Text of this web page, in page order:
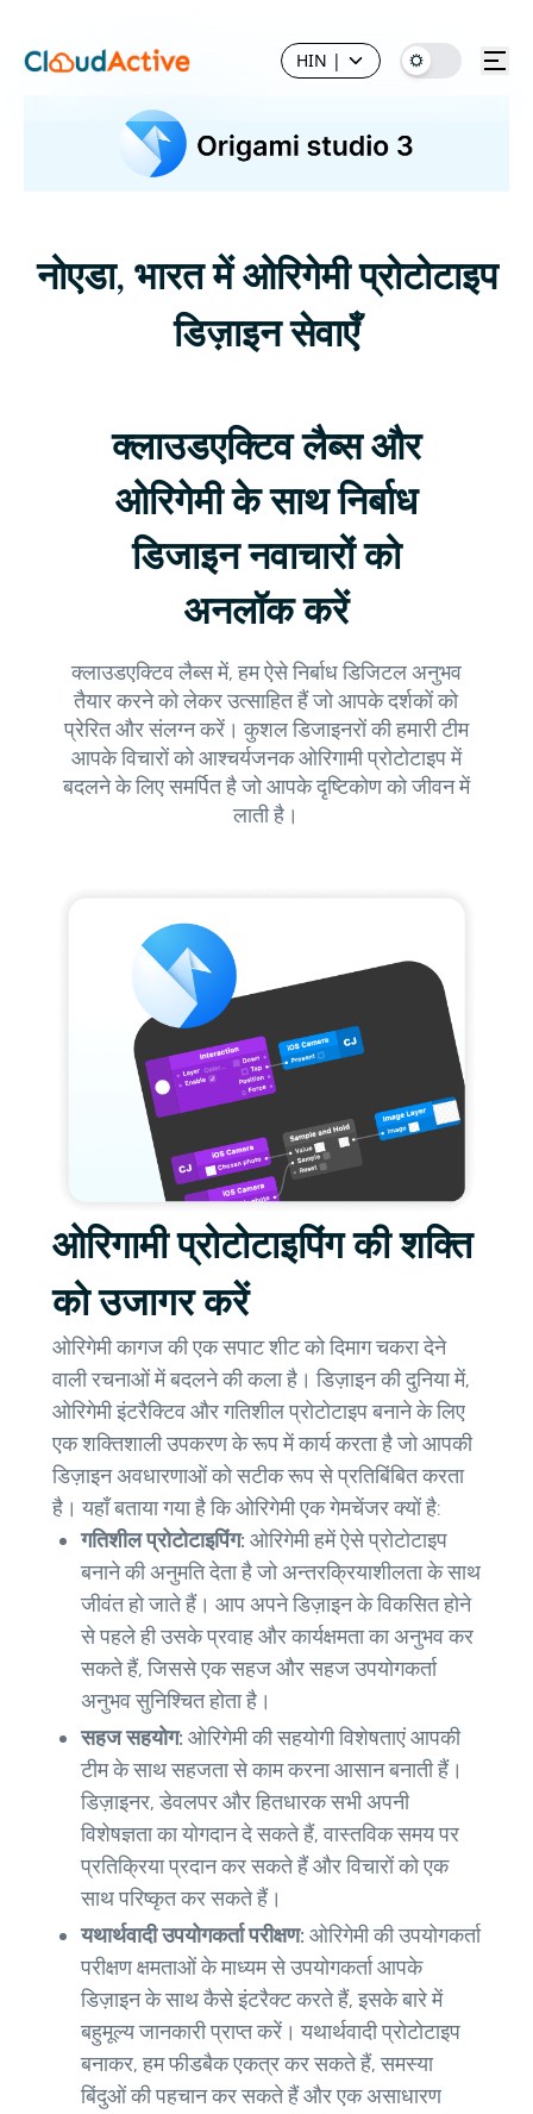
HIN |
नोएडा, भारत में ओरिगेमी प्रोटोटाइप
डिज़ाइन सेवाएँ
क्लाउडएक्टिव लैब्स और
ओरिगेमी के साथ निर्बाध
डिजाइन नवाचारों को
अनलॉक करें
क्लाउडएक्टिव लैब्स में, हम ऐसे निर्बाध डिजिटल अनुभव
तैयार करने को लेकर उत्साहित हैं जो आपके दर्शकों को
प्रेरित और संलग्न करें। कुशल डिजाइनरों की हमारी टीम
आपके विचारों को आश्चर्यजनक ओरिगामी प्रोटोटाइप में
बदलने के लिए समर्पित है जो आपके दृष्टिकोण को जीवन में
लाती है।
ओरिगामी प्रोटोटाइपिंग की शक्ति
को उजागर करें
ओरिगेमी कागज की एक सपाट शीट को दिमाग चकरा देने
वाली रचनाओं में बदलने की कला है। डिज़ाइन की दुनिया में,
ओरिगेमी इंटरैक्टिव और गतिशील प्रोटोटाइप बनाने के लिए
एक शक्तिशाली उपकरण के रूप में कार्य करता है जो आपकी
डिज़ाइन अवधारणाओं को सटीक रूप से प्रतिबिंबित करता
है। यहाँ बताया गया है कि ओरिगेमी एक गेमचेंजर क्यों है:
गतिशील प्रोटोटाइपिंग: ओरिगेमी हमें ऐसे प्रोटोटाइप
बनाने की अनुमति देता है जो अन्तरक्रियाशीलता के साथ
जीवंत हो जाते हैं। आप अपने डिज़ाइन के विकसित होने
से पहले ही उसके प्रवाह और कार्यक्षमता का अनुभव कर
सकते हैं, जिससे एक सहज और सहज उपयोगकर्ता
अनुभव सुनिश्चित होता है।
सहज सहयोग: ओरिगेमी की सहयोगी विशेषताएं आपकी
टीम के साथ सहजता से काम करना आसान बनाती हैं।
डिज़ाइनर, डेवलपर और हितधारक सभी अपनी
विशेषज्ञता का योगदान दे सकते हैं, वास्तविक समय पर
प्रतिक्रिया प्रदान कर सकते हैं और विचारों को एक
साथ परिष्कृत कर सकते हैं।
यथार्थवादी उपयोगकर्ता परीक्षण: ओरिगेमी की उपयोगकर्ता
परीक्षण क्षमताओं के माध्यम से उपयोगकर्ता आपके
डिज़ाइन के साथ कैसे इंटरैक्ट करते हैं, इसके बारे में
बहुमूल्य जानकारी प्राप्त करें। यथार्थवादी प्रोटोटाइप
बनाकर, हम फीडबैक एकत्र कर सकते हैं, समस्या
बिंदुओं की पहचान कर सकते हैं और एक असाधारण